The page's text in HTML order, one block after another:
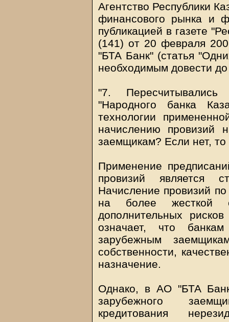
Агентство Республики
финансового рынка и
публикацией в газете
(141) от 20 февраля
"БТА Банк" (статья
необходимым довести
"7.
"Народного банка
технологии
начислению провизий
заемщикам? Если нет, то
Применение
провизий является
Начисление провизий
на более жесткой
дополнительных
означает, что
зарубежным
собственности,
назначение.
Однако, в АО "БТА
зарубежного
кредитования